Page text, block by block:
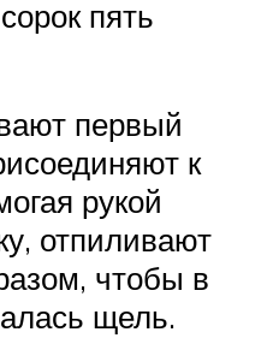
пять
первый
к
рукой
отпиливают
чтобы в
щель.